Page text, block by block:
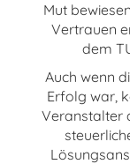
Mut
Vertrauen
dem
Auch wenn
Erfolg war,
Veranstalter